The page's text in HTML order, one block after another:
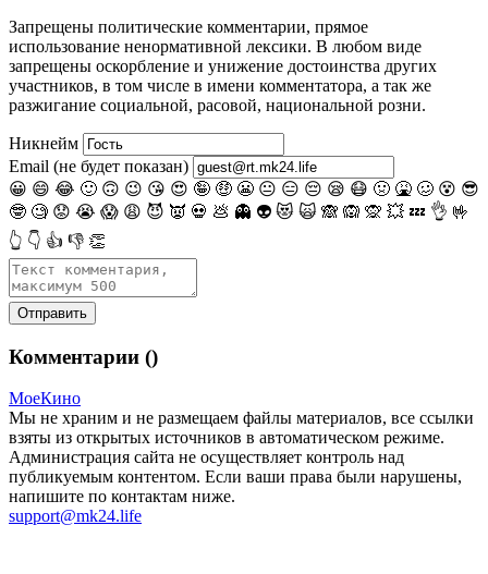
Запрещены политические комментарии, прямое
использование ненормативной лексики. В любом виде
запрещены оскорбление и унижение достоинства других
участников, в том числе в имени комментатора, а так же
разжигание социальной, расовой, национальной розни.
Никнейм
Email (не будет показан)
😀 😄 😂 🙂 🙃 😉 😘 😍 🤪 🤑 😬 😐 😑 😔 😪 😷 🤢 🤮 🥴 😵 😎
🤓 🧐 😟 😭 😱 😩 😈 👿 💀 💩 👻 👽 😻 🙀 🙈 🙉 🙊 💥 💤 👌 🤟
👆 👇 👍 👎 👏
Комментарии ()
МоеКино
Мы не храним и не размещаем файлы материалов, все ссылки
взяты из открытых источников в автоматическом режиме.
Администрация сайта не осуществляет контроль над
публикуемым контентом. Если ваши права были нарушены,
напишите по контактам ниже.
support@mk24.life